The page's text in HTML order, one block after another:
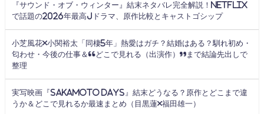
『サウンド・オブ・ウィンター』結末ネタバレ完全解説！Netflix
で話題の2026年最高Jドラマ、原作比較とキャストゴシップ
小芝風花×小関裕太「同棲5年」熱愛はガチ？結婚はある？馴れ初め・
匂わせ・今後の仕事＆“どこで見れる（出演作）”まで結論先出しで
整理
実写映画『SAKAMOTO DAYS』結末どうなる？原作とどこまで違
うか＆どこで見れるか最速まとめ（目黒蓮×福田雄一）